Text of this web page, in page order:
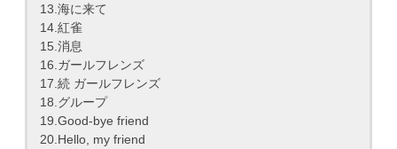
13.海に来て
14.紅雀
15.消息
16.ガールフレンズ
17.続 ガールフレンズ
18.グループ
19.Good-bye friend
20.Hello, my friend